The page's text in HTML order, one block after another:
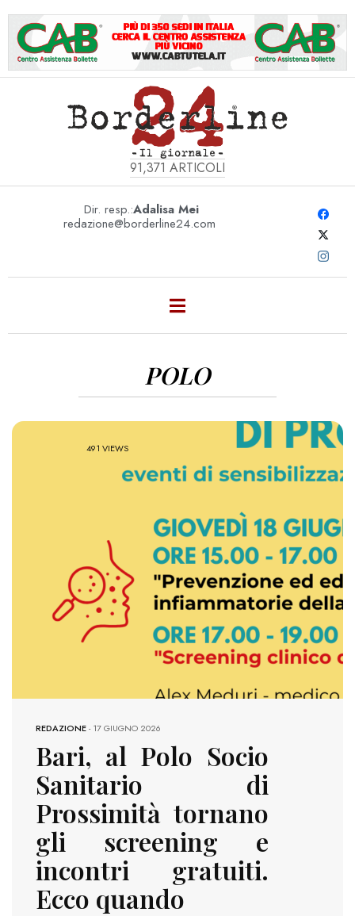
91,371 ARTICOLI
Dir. resp.:Adalisa Mei
redazione@borderline24.com
POLO
491 VIEWS
REDAZIONE-17 GIUGNO 2026
Bari, al Polo Socio
Sanitario di
Prossimità tornano
gli screening e
incontri gratuiti.
Ecco quando